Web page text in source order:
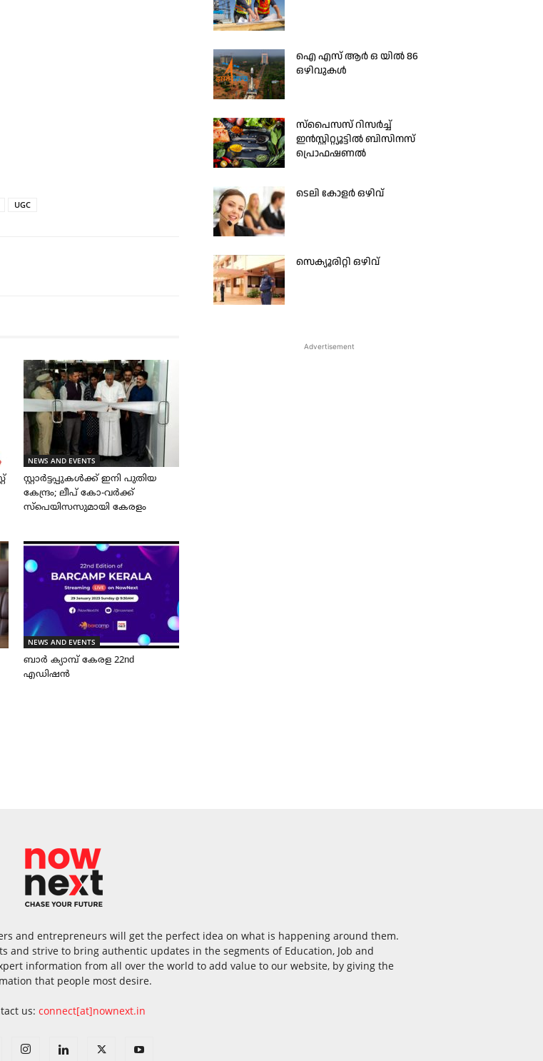
UGC
NEWS AND EVENTS
സ്റ്റാർട്ടപ്പുകൾക്ക് ഇനി പുതിയ
കേന്ദ്രം; ലീപ് കോ-വർക്ക്
സ്പെയിസസുമായി കേരളം
NEWS AND EVENTS
ബാർ ക്യാമ്പ് കേരള 22nd
എഡിഷൻ
ഐ എസ് ആർ ഒ യിൽ 86
ഒഴിവുകൾ
സ്പൈസസ് റിസർച്ച്
ഇൻസ്റ്റിറ്റ്യൂട്ടിൽ ബിസിനസ്
പ്രൊഫഷണൽ
ടെലി കോളർ ഒഴിവ്
സെക്യൂരിറ്റി ഒഴിവ്
Advertisement
and entrepreneurs will get the perfect idea on what is happening around them.
and strive to bring authentic updates in the segments of Education, Job and
information from all over the world to add value to our website, by giving the
that people most desire.
us: connect[at]nownext.in